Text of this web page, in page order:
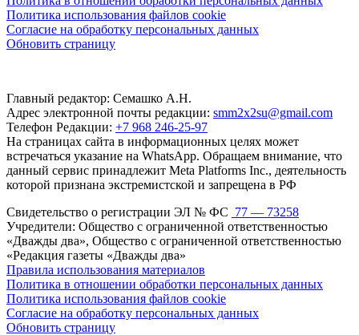
Политика использования файлов cookie
Согласие на обработку персональных данных
Обновить страницу
Главный редактор: Семашко А.Н.
Адрес электронной почты редакции: smm2x2su@gmail.com
Телефон Редакции: +7 968 246-25-97
На страницах сайта в информационных целях может
встречаться указание на WhatsApp. Обращаем внимание, что
данный сервис принадлежит Meta Platforms Inc., деятельность
которой признана экстремистской и запрещена в РФ
Свидетельство о регистрации ЭЛ № ФС 77 — 73258
Учредители: Общество с ограниченной ответственностью
«Дважды два», Общество с ограниченной ответственностью
«Редакция газеты «Дважды два»
Правила использования материалов
Политика в отношении обработки персональных данных
Политика использования файлов cookie
Согласие на обработку персональных данных
Обновить страницу